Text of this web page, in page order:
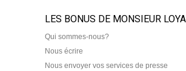
LES BONUS DE MONSIEUR
Qui sommes-nous?
Nous écrire
Nous envoyer vos services de presse